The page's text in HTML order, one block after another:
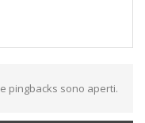
e pingbacks sono aperti.